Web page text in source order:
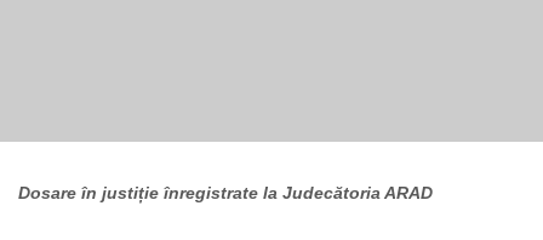
Dosare în justiție înregistrate la Judecătoria ARAD